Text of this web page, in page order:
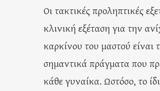
Οι τακτικές προληπτικές
κλινική εξέταση για την
καρκίνου του μαστού είναι
σημαντικά πράγματα που
κάθε γυναίκα. Ωστόσο, το